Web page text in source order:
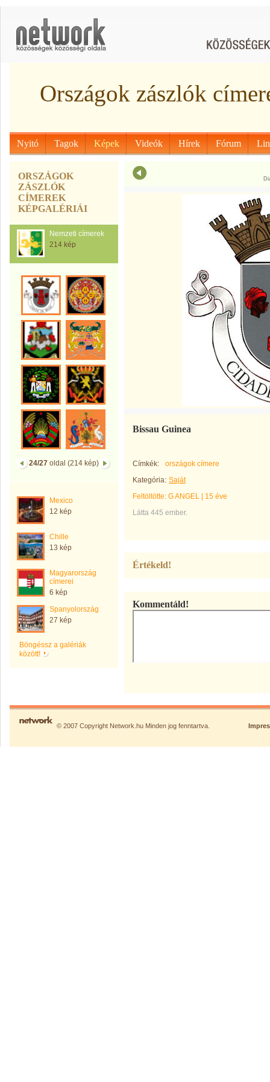
Országok zászlók
Nyitó Tagok Képek Videók Hírek Fórum
ORSZÁGOK
ZÁSZLÓK
CÍMEREK
KÉPGALÉRIÁI
Nemzeti címerek
214 kép
24/27 oldal (214 kép)
Mexico
12 kép
Chille
13 kép
Magyarország
címerei
6 kép
Spanyolország
27 kép
Böngéssz a galériák
között!
Bissau Guinea
Címkék:
országok címere
Kategória: Saját
Feltöltötte: G ANGEL
15 éve
Látta 445 ember.
Értékeld!
Kommentáld!
© 2007 Copyright Network.hu Minden jog fenntartva.